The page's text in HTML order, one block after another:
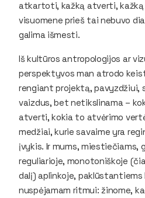
atkartoti, kažką atverti, kažką
visuomene prieš tai nebuvo
galima išmesti.
Iš kultūros antropologijos ar
perspektyvos man atrodo
rengiant projektą, pavyzdžiui,
vaizdus, bet netikslinama –
atverti, kokia to atvėrimo
medžiai, kurie savaime yra
įvykis. Ir mums, miestiečiams,
reguliarioje, monotoniškoje
dalį) aplinkoje, paklūstantiems
nuspėjamam ritmui: žinome,